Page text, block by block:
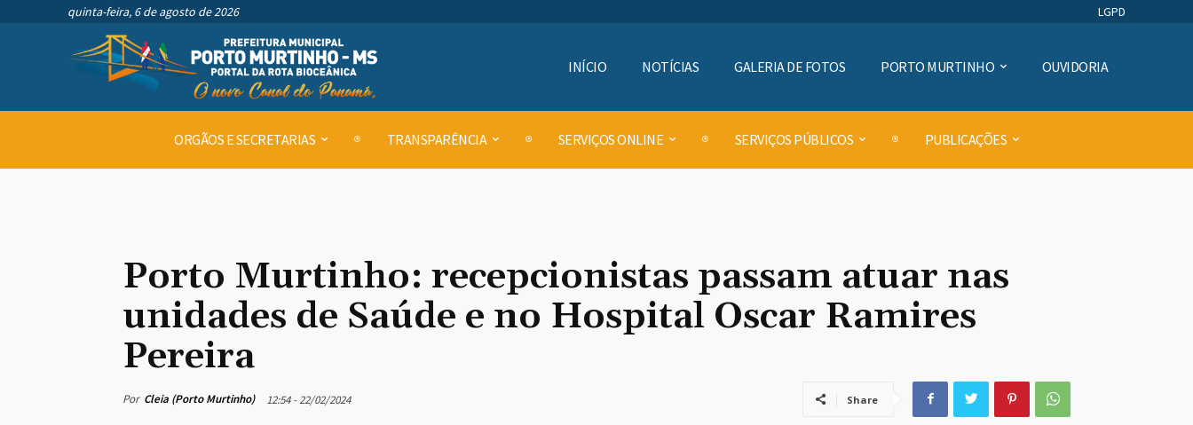
quinta-feira, 6 de agosto de 2026 LGPD
INÍCIO NOTÍCIAS GALERIA DE FOTOS PORTO MURTINHO OUVIDORIA
ORGÃOS E SECRETARIAS TRANSPARÊNCIA SERVIÇOS ONLINE SERVIÇOS PÚBLICOS PUBLICAÇÕES
Porto Murtinho: recepcionistas passam atuar nas
unidades de Saúde e no Hospital Oscar Ramires
Pereira
Por Cleia (Porto Murtinho) 12:54 - 22/02/2024 Share